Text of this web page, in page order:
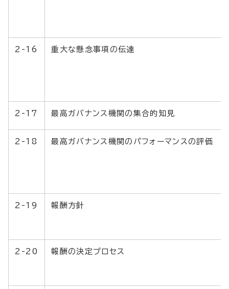
2-16 重大な懸念事項の伝達
2-17 最高ガバナンス機関の集合的知見
2-18 最高ガバナンス機関のパフォーマンスの評価
2-19 報酬方針
2-20 報酬の決定プロセス